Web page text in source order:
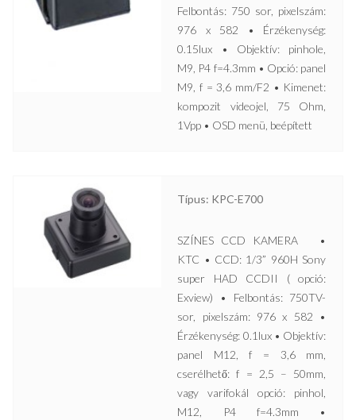
Felbontás: 750 sor, pixelszám:
976 x 582 • Érzékenység:
0.15lux • Objektív: pinhole,
M9, P4 f=4.3mm • Opció: panel
M9, f = 3,6 mm/F2 • Kimenet:
kompozit videojel, 75 Ohm,
1Vpp • OSD menü, beépített
Típus: KPC-E700
SZÍNES CCD KAMERA •
KTC • CCD: 1/3” 960H Sony
super HAD CCDII ( opció:
Exview) • Felbontás: 750TV-
sor, pixelszám: 976 x 582 •
Érzékenység: 0.1lux • Objektív:
panel M12, f = 3,6 mm,
cserélhető: f = 2,5 – 50mm,
vagy varifokál opció: pinhol,
M12, P4 f=4.3mm •